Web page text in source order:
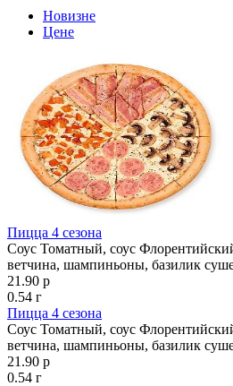
Новизне
Цене
Пицца 4 сезона
Соус Томатный, соус
ветчина, шампиньоны, базилик
21.90 р
0.54 г
Пицца 4 сезона
Соус Томатный, соус
ветчина, шампиньоны, базилик
21.90 р
0.54 г